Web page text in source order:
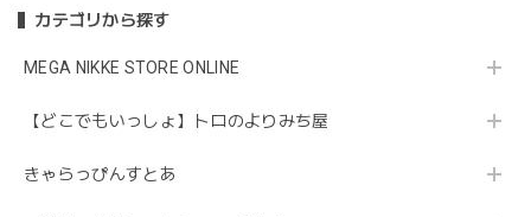
カテゴリから探す
MEGA NIKKE STORE ONLINE
【どこでもいっしょ】トロのよりみち屋
きゃらっぴんすとあ